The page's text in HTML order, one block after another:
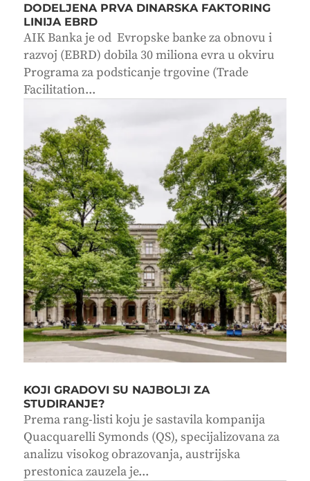
DODELJENA PRVA DINARSKA FAKTORING
LINIJA EBRD
AIK Banka je od Evropske banke za obnovu i
razvoj (EBRD) dobila 30 miliona evra u okviru
Programa za podsticanje trgovine (Trade
Facilitation...
KOJI GRADOVI SU NAJBOLJI ZA
STUDIRANJE?
Prema rang-listi koju je sastavila kompanija
Quacquarelli Symonds (QS), specijalizovana za
analizu visokog obrazovanja, austrijska
prestonica zauzela je...